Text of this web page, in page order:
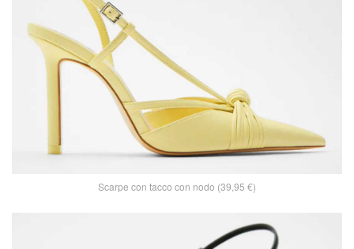
Scarpe con tacco con nodo (39,95 €)